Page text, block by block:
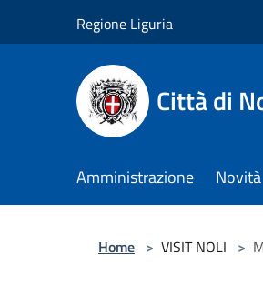
Regione Liguria
Città di
Amministrazione Novità
Home > VISIT NOLI >